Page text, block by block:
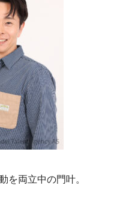
を両立中の門叶。